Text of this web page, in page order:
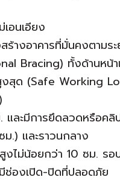
อนเอียง
างอาคารที่มั่นคงตามร
Bracing) ทั้งด้านหน้
สุด (Safe Working
ละมีการยึดลวดหรือคลิ
.) และราวนกลาง
ม่น้อยกว่า 10 ซม. รอ
ช่องเปิด-ปิดที่ปลอดภัย